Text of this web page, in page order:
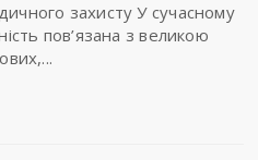
захисту У сучасному
пов’язана з великою